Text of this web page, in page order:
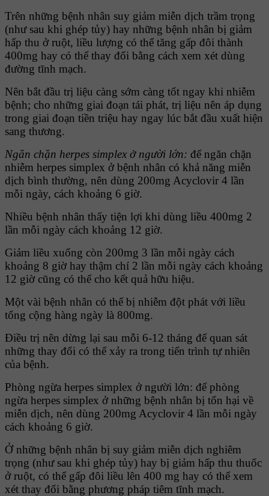
Trên những bệnh nhân suy giảm miễn dịch trầm trọng
(như sau khi ghép tủy) hay những bệnh nhân bị giảm
hấp thu ở ruột, liều lượng có thể tăng gấp đôi thành
400mg hay có thể thay đổi bằng cách xem xét dùng
đường tĩnh mạch.
Nên bắt đầu trị liệu càng sớm càng tốt ngay khi nhiễm
bệnh; cho những giai đoạn tái phát, trị liệu nên áp dụng
trong giai đoạn tiền triệu hay ngay lúc bắt đầu xuất hiện
sang thương.
Ngăn chặn herpes simplex ở người lớn: để ngăn chặn
nhiễm herpes simplex ở bệnh nhân có khả năng miễn
dịch bình thường, nên dùng 200mg Acyclovir 4 lần
mỗi ngày, cách khoảng 6 giờ.
Nhiều bệnh nhân thấy tiện lợi khi dùng liều 400mg 2
lần mỗi ngày cách khoảng 12 giờ.
Giảm liều xuống còn 200mg 3 lần mỗi ngày cách
khoảng 8 giờ hay thậm chí 2 lần mỗi ngày cách khoảng
12 giờ cũng có thể cho kết quả hữu hiệu.
Một vài bệnh nhân có thể bị nhiễm đột phát với liều
tổng cộng hàng ngày là 800mg.
Ðiều trị nên dừng lại sau mỗi 6-12 tháng để quan sát
những thay đổi có thể xảy ra trong tiến trình tự nhiên
của bệnh.
Phòng ngừa herpes simplex ở người lớn: để phòng
ngừa herpes simplex ở những bệnh nhân bị tổn hại về
miễn dịch, nên dùng 200mg Acyclovir 4 lần mỗi ngày
cách khoảng 6 giờ.
Ở những bệnh nhân bị suy giảm miễn dịch nghiêm
trọng (như sau khi ghép tủy) hay bị giảm hấp thu thuốc
ở ruột, có thể gấp đôi liều lên 400 mg hay có thể xem
xét thay đổi bằng phương pháp tiêm tĩnh mạch.